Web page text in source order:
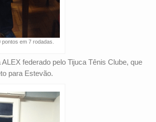
pontos em 7 rodadas.
federado pelo Tijuca Tênis Clube, que
para Estevão.